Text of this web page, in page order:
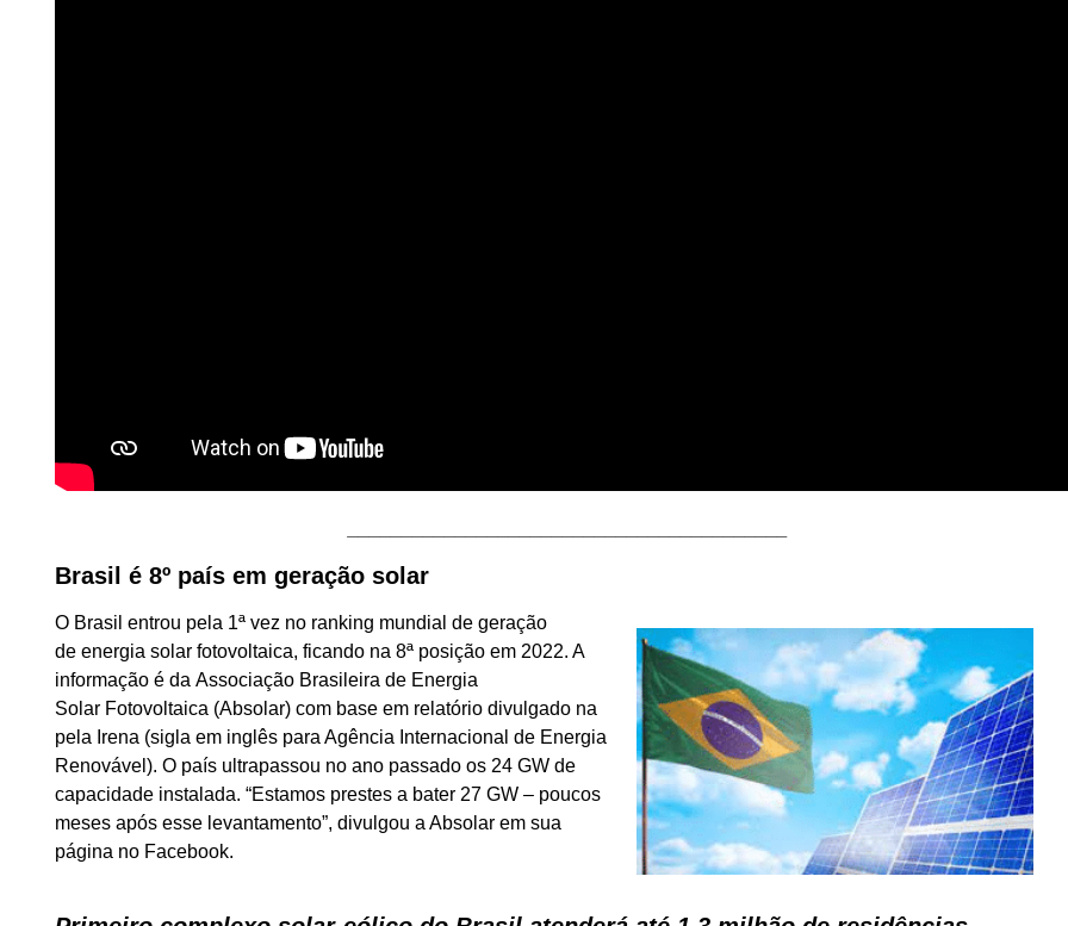
Brasil é 8º país em geração solar
O Brasil entrou pela 1ª vez no ranking mundial de geração
de energia solar fotovoltaica, ficando na 8ª posição em 2022. A
informação é da Associação Brasileira de Energia
Solar Fotovoltaica (Absolar) com base em relatório divulgado na
pela Irena (sigla em inglês para Agência Internacional de Energia
Renovável). O país ultrapassou no ano passado os 24 GW de
capacidade instalada. “Estamos prestes a bater 27 GW – poucos
meses após esse levantamento”, divulgou a Absolar em sua
página no Facebook.